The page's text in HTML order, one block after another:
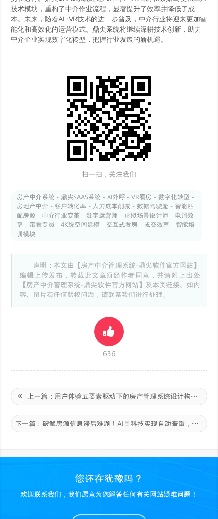
技术模块，重构了中介作业流程，显著提升了效率并降低了成
本。未来，随着AI+VR技术的进一步普及，中介行业将迎来更加智
能化和高效化的运营模式。鼎尖系统将继续深耕技术创新，助力
中介企业实现数字化转型，把握行业发展的新机遇。
扫一扫，关注我们
房产中介系统 - 鼎尖SAAS系统 - AI外呼 - VR看房 - 数字化转型 -
房地产中介 - 客户转化率 - 人力成本削减 - 数据驾驶舱 - 智能匹
配房源 - 中介行业变革 - 数字运营师 - 虚拟场景设计师 - 电销效
率 - 带看专员 - 4K级空间建模 - 交互式看房 - 成交效率 - 智能培
训模块
声明：本文由【房产中介管理系统-鼎尖软件官方网站】
编辑上传发布，转载此文章须经作者同意，并请附上出处
【房产中介管理系统-鼎尖软件官方网站】及本页链接。如内
容、图片有任何版权问题，请联系我们进行处理。
636
上一篇： 用户体验五要素驱动下的房产管理系统设计构建业务闭环的智能中枢
下一篇：破解房源信息滞后难题！AI黑科技实现自动查重，虚假房源率直降5%
您还在犹豫吗？
欢迎联系我们，我们愿意为您解答任何有关网站疑难问题！